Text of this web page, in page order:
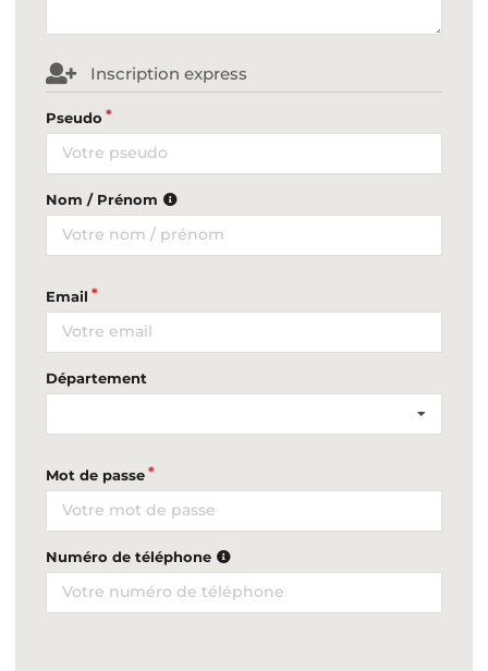
Inscription express
Pseudo
Nom / Prénom
Email
Département
Mot de passe
Numéro de téléphone